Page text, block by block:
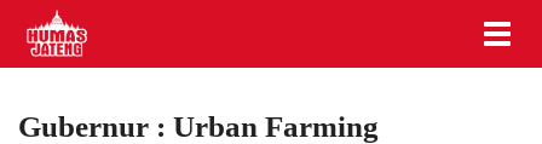
Gubernur : Urban Farming